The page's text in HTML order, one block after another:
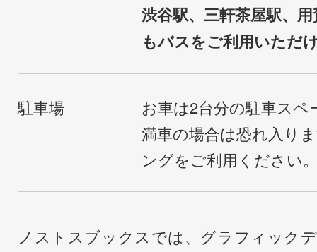
渋谷駅、三軒茶屋駅、
もバスをご利用いただ
駐車場
お車は2台分の駐車ス
満車の場合は恐れ入り
ングをご利用ください
ノストスブックスでは、グラフィック